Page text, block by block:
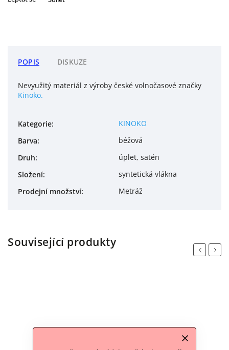
POPIS DISKUZE
Nevyužitý materiál z výroby české volnočasové značky
Kinoko.
Kategorie:
KINOKO
Barva:
béžová
Druh:
úplet, satén
Složení:
syntetická vlákna
Prodejní množství: Metráž
Související produkty
PreviousNext